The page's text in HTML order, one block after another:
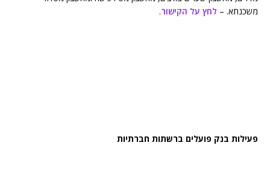
משכנתא. – לחץ על הקישור.
פעילות בנק פועלים ברשתות חברתיות